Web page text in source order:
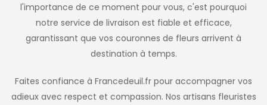
l'importance de ce moment pour vous, c'est pourquoi
notre service de livraison est fiable et efficace,
garantissant que vos couronnes de fleurs arrivent à
destination à temps.
Faites confiance à Francedeuil.fr pour accompagner vos
adieux avec respect et compassion. Nos artisans fleuristes